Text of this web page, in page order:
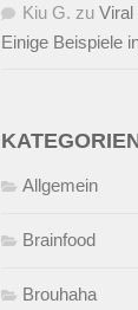
Kiu G. zu Viral
Einige Beispiele
Allgemein
Brainfood
Brouhaha